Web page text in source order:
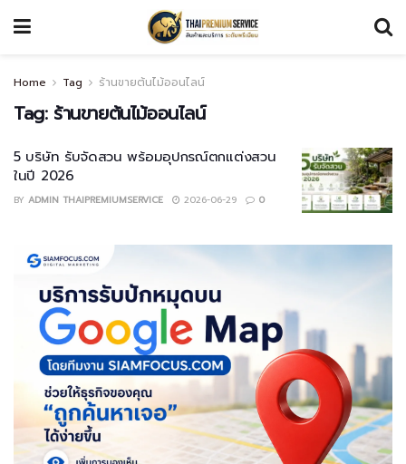
Home Tag ร้านขายต้นไม้ออนไลน์
Tag: ร้านขายต้นไม้ออนไลน์
5 บริษัท รับจัดสวน พร้อมอุปกรณ์ตกแต่งสวน
ในปี 2026
BY ADMIN THAIPREMIUMSERVICE 2026-06-29 0